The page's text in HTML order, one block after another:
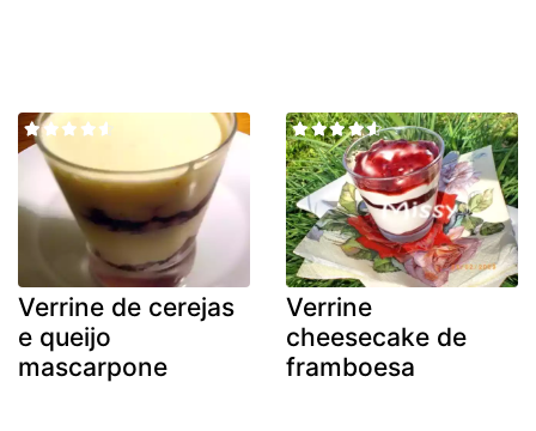
Verrine de cerejas
e queijo
mascarpone
Verrine
cheesecake de
framboesa